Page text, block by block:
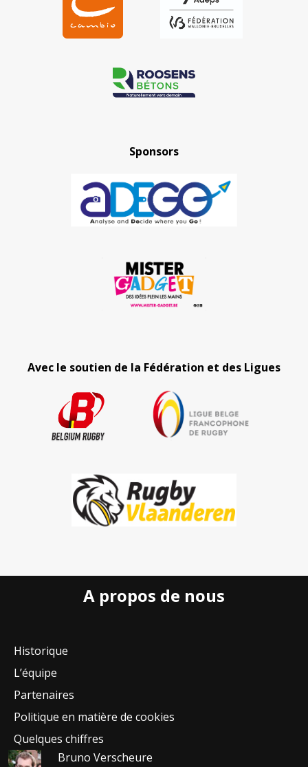
Sponsors
Avec le soutien de la Fédération et des Ligues
A propos de nous
Historique
L’équipe
Partenaires
Politique en matière de cookies
Quelques chiffres
Bruno Verscheure